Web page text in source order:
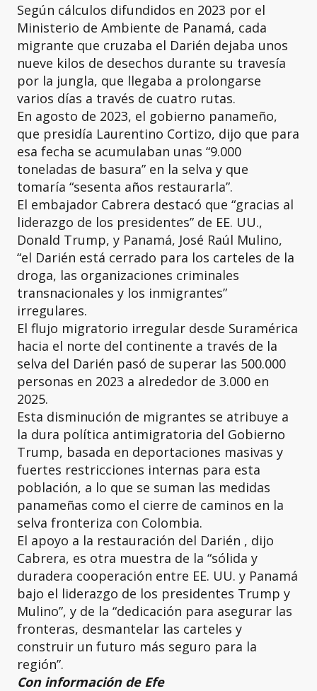
Según cálculos difundidos en 2023 por el
Ministerio de Ambiente de Panamá, cada
migrante que cruzaba el Darién dejaba unos
nueve kilos de desechos durante su travesía
por la jungla, que llegaba a prolongarse
varios días a través de cuatro rutas.
En agosto de 2023, el gobierno panameño,
que presidía Laurentino Cortizo, dijo que para
esa fecha se acumulaban unas “9.000
toneladas de basura” en la selva y que
tomaría “sesenta años restaurarla”.
El embajador Cabrera destacó que “gracias al
liderazgo de los presidentes” de EE. UU.,
Donald Trump, y Panamá, José Raúl Mulino,
“el Darién está cerrado para los carteles de la
droga, las organizaciones criminales
transnacionales y los inmigrantes”
irregulares.
El flujo migratorio irregular desde Suramérica
hacia el norte del continente a través de la
selva del Darién pasó de superar las 500.000
personas en 2023 a alrededor de 3.000 en
2025.
Esta disminución de migrantes se atribuye a
la dura política antimigratoria del Gobierno
Trump, basada en deportaciones masivas y
fuertes restricciones internas para esta
población, a lo que se suman las medidas
panameñas como el cierre de caminos en la
selva fronteriza con Colombia.
El apoyo a la restauración del Darién , dijo
Cabrera, es otra muestra de la “sólida y
duradera cooperación entre EE. UU. y Panamá
bajo el liderazgo de los presidentes Trump y
Mulino”, y de la “dedicación para asegurar las
fronteras, desmantelar las carteles y
construir un futuro más seguro para la
región”.
Con información de Efe